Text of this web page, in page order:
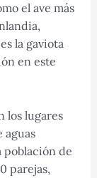
el ave más
la gaviota
en este
los lugares
aguas
población de
parejas,